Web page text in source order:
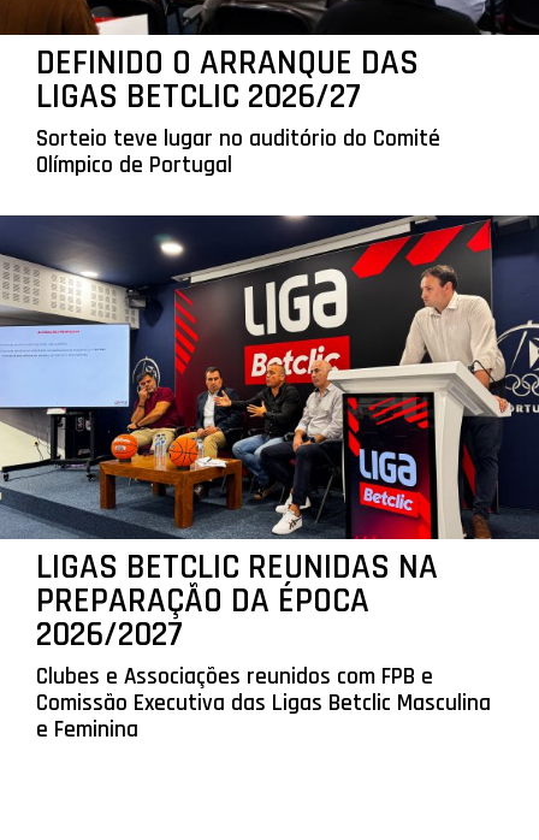
DEFINIDO O ARRANQUE DAS
LIGAS BETCLIC 2026/27
Sorteio teve lugar no auditório do Comité
Olímpico de Portugal
LIGAS BETCLIC REUNIDAS NA
PREPARAÇÃO DA ÉPOCA
2026/2027
Clubes e Associações reunidos com FPB e
Comissão Executiva das Ligas Betclic Masculina
e Feminina